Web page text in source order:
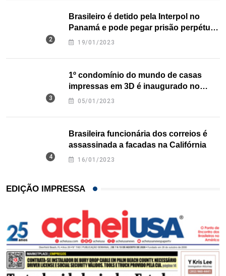
Brasileiro é detido pela Interpol no
Panamá e pode pegar prisão perpétua
nos EUA
19/01/2023
1º condomínio do mundo de casas
impressas em 3D é inaugurado no
Texas
05/01/2023
Brasileira funcionária dos correios é
assassinada a facadas na Califórnia
16/01/2023
EDIÇÃO IMPRESSA